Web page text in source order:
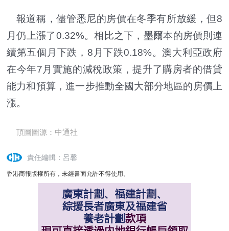
報道稱，儘管悉尼的房價在冬季有所放緩，但8
月仍上漲了0.32%。相比之下，墨爾本的房價則連
續第五個月下跌，8月下跌0.18%。澳大利亞政府
在今年7月實施的減稅政策，提升了購房者的借貸
能力和預算，進一步推動全國大部分地區的房價上
漲。
頂圖圖源：中通社
責任編輯：呂馨
香港商報版權所有，未經書面允許不得使用。